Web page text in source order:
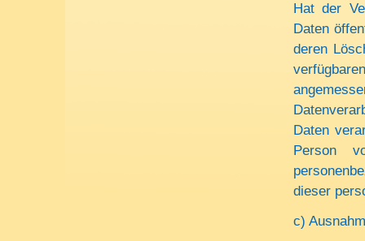
Hat der
Daten
deren
Daten
Person
dieser
c)